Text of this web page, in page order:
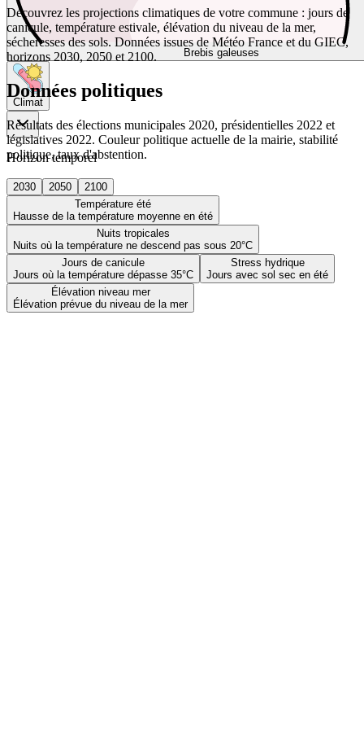
Brebis galeuses
Climat
Horizon temporel
2030 2050
2100
Température été
Hausse de la température moyenne en été
Nuits tropicales
Nuits où la température ne descend pas sous 20°C
Jours de canicule
Jours où la température dépasse 35°C
Stress hydrique
Jours avec sol sec en été
Élévation niveau mer
Élévation prévue du niveau de la mer
Découvrez les projections climatiques de votre commune : jours de
canicule, température estivale, élévation du niveau de la mer,
sécheresses des sols. Données issues de Météo France et du GIEC,
horizons 2030, 2050 et 2100.
Données politiques
Résultats des élections municipales 2020, présidentielles 2022 et
législatives 2022. Couleur politique actuelle de la mairie, stabilité
politique, taux d'abstention.